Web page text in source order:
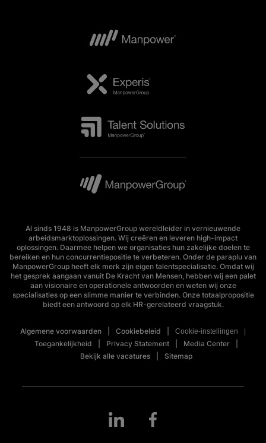
Al sinds 1948 is ManpowerGroup wereldleider in vernieuwende
arbeidsmarktoplossingen. Wij creëren en leveren high-impact
oplossingen. Daarmee helpen we organisaties hun zakelijke doelen te
bereiken en hun concurrentiepositie te verbeteren. Onder de paraplu van
ManpowerGroup heeft elk merk zijn eigen talentspecialisatie. Omdat wij
het gesprek aangaan vanuit De Kracht van Mensen, hebben wij een palet
aan visionaire en operationele antwoorden en weten wij onze
specialisaties op een slimme manier te verbinden. Onze totaalpropositie
biedt een antwoord op elk HR-gerelateerd vraagstuk.
Algemene voorwaarden Cookiebeleid Cookie-instellingen
Toegankelijkheid Privacy Statement
Media Center
Bekijk alle vacatures
Sitemap